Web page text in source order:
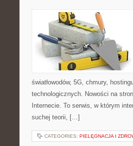
światłowodów, 5G, chmury,
technologicznych. Nowości na
Internecie. To serwis, w którym
suchej teorii, […]
CATEGORIES: PIELĘGNACJA I